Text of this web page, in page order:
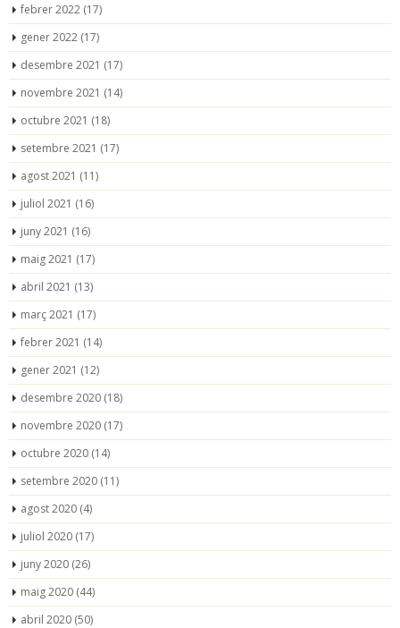
febrer 2022 (17)
gener 2022 (17)
desembre 2021 (17)
novembre 2021 (14)
octubre 2021 (18)
setembre 2021 (17)
agost 2021 (11)
juliol 2021 (16)
juny 2021 (16)
maig 2021 (17)
abril 2021 (13)
març 2021 (17)
febrer 2021 (14)
gener 2021 (12)
desembre 2020 (18)
novembre 2020 (17)
octubre 2020 (14)
setembre 2020 (11)
agost 2020 (4)
juliol 2020 (17)
juny 2020 (26)
maig 2020 (44)
abril 2020 (50)